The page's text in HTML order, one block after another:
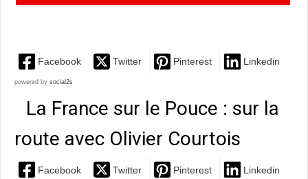
Facebook Twitter Pinterest Linkedin
powered by social2s
La France sur le Pouce : sur la
route avec Olivier Courtois
Facebook Twitter Pinterest Linkedin